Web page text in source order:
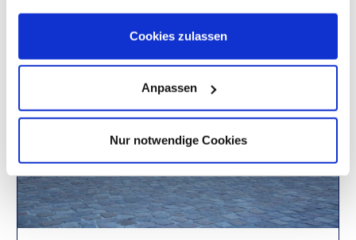
Informationen zu Cookies finden Sie in unseren
Datenschutzhinweisen.
Cookies zulassen
Anpassen
Nur notwendige Cookies